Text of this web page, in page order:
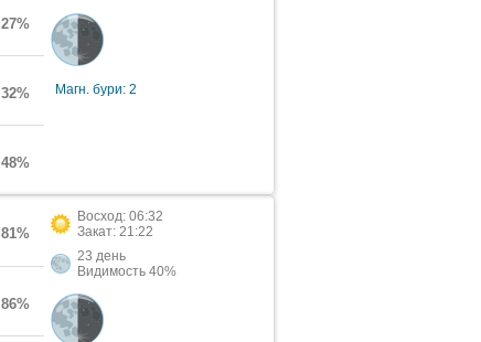
27%
32%
48%
Магн. бури: 2
81%
86%
Восход: 06:32
Закат: 21:22
23 день
Видимость 40%